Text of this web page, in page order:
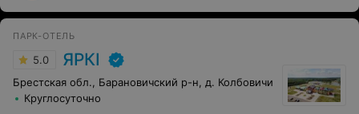
ПАРК-ОТЕЛЬ
5.0 ЯРКI
Брестская обл., Барановичский р-н, д. Колбовичи
Круглосуточно